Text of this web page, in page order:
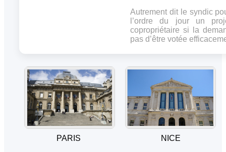
Autrement dit le syndic
l’ordre du jour un
copropriétaire si la
pas d’être votée
PARIS NICE